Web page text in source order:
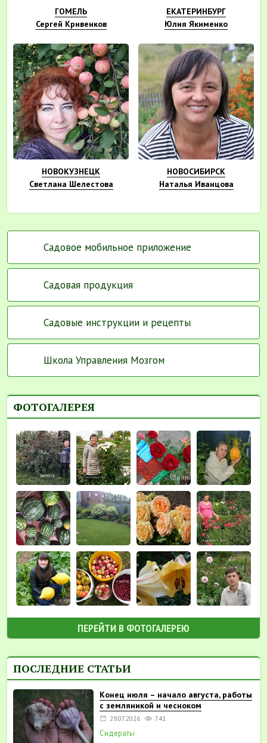
ГОМЕЛЬ
Сергей Кривенков
ЕКАТЕРИНБУРГ
Юлия Якименко
НОВОКУЗНЕЦК
Светлана Шелестова
НОВОСИБИРСК
Наталья Иванцова
Садовое мобильное приложение
Садовая продукция
Садовые инструкции и рецепты
Школа Управления Мозгом
ФОТОГАЛЕРЕЯ
ПЕРЕЙТИ В ФОТОГАЛЕРЕЮ
ПОСЛЕДНИЕ СТАТЬИ
Конец июля – начало августа, работы
с земляникой и чесноком
29.07.2026 741
Сидераты